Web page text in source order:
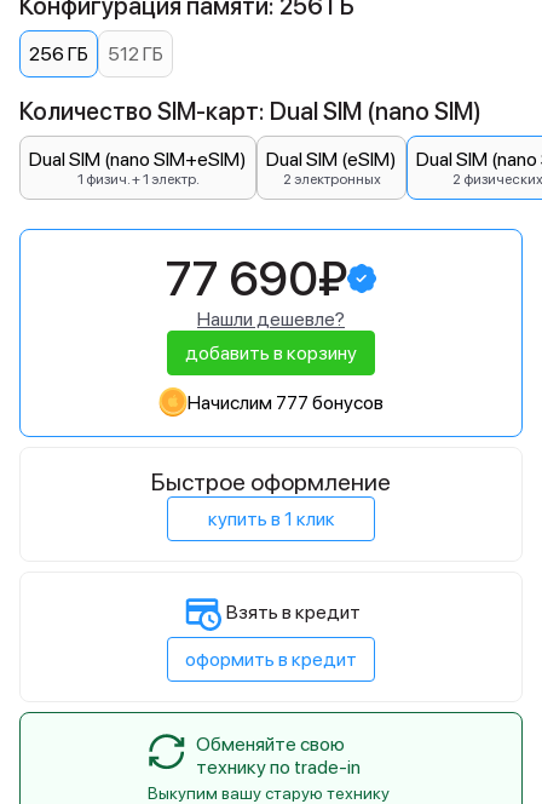
Конфигурация памяти: 256 ГБ
256 ГБ 512 ГБ
Количество SIM-карт: Dual SIM (nano SIM)
Dual SIM (nano SIM+eSIM)
1 физич. + 1 электр.
Dual SIM (eSIM)
2 электронных
Dual SIM
2 физических
77 690₽
Нашли дешевле?
добавить в корзину
Начислим 777 бонусов
Быстрое оформление
купить в 1 клик
Взять в кредит
оформить в кредит
Обменяйте свою
технику по trade-in
Выкупим вашу старую технику